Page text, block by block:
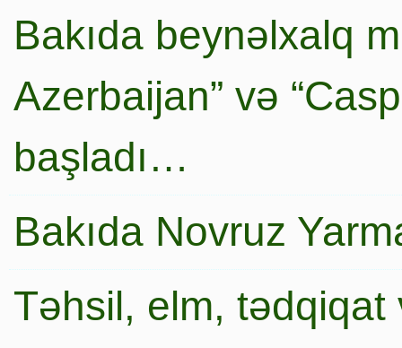
Bakıda beynəlxalq
Azerbaijan” və
başladı…
Bakıda Novruz
Təhsil, elm,